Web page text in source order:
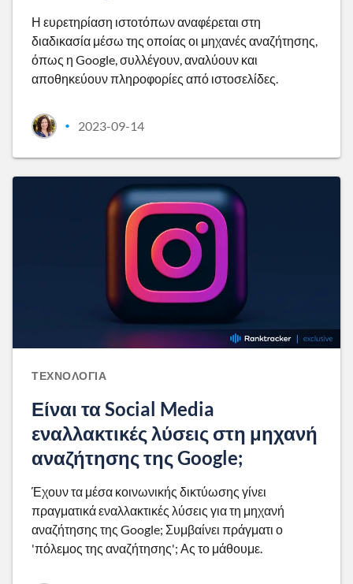
Η ευρετηρίαση ιστοτόπων αναφέρεται στη
διαδικασία μέσω της οποίας οι μηχανές αναζήτησης,
όπως η Google, συλλέγουν, αναλύουν και
αποθηκεύουν πληροφορίες από ιστοσελίδες.
• 2023-09-14
ΤΕΧΝΟΛΟΓΊΑ
Είναι τα Social Media
εναλλακτικές λύσεις στη μηχανή
αναζήτησης της Google;
Έχουν τα μέσα κοινωνικής δικτύωσης γίνει
πραγματικά εναλλακτικές λύσεις για τη μηχανή
αναζήτησης της Google; Συμβαίνει πράγματι ο
'πόλεμος της αναζήτησης'; Ας το μάθουμε.